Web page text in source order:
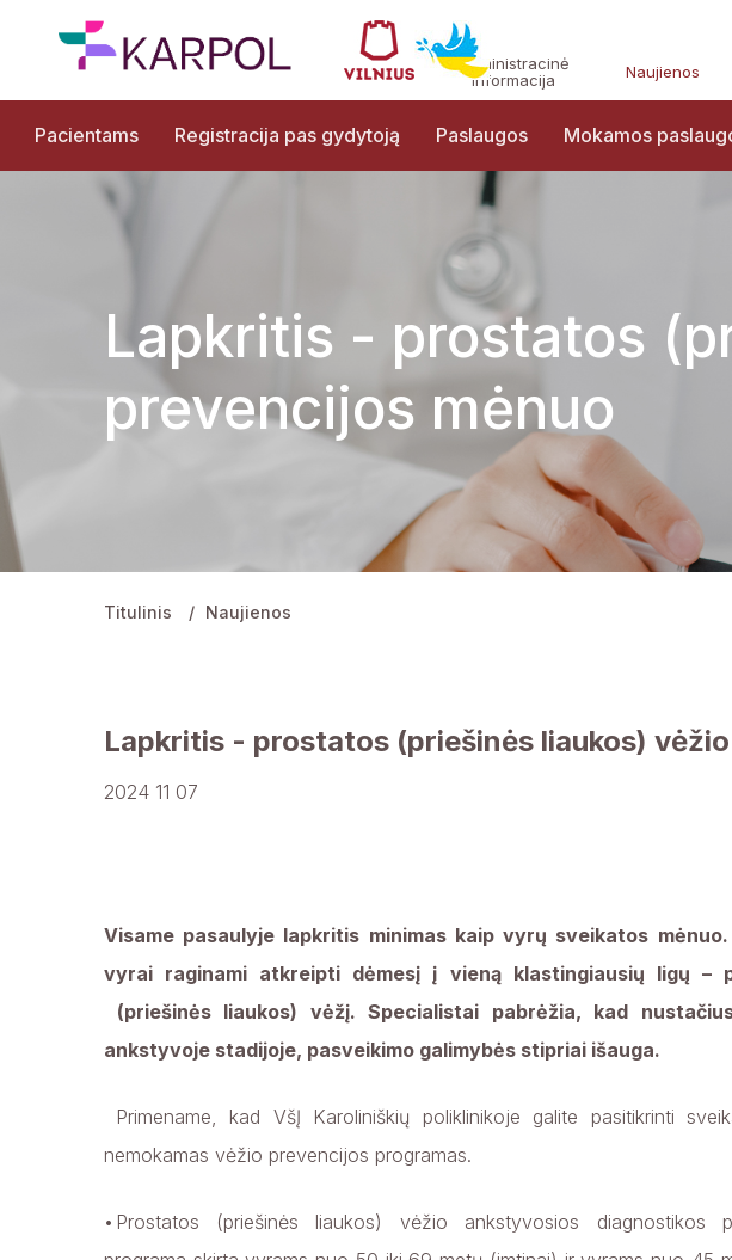
Administracinė
informacija
Naujienos
Pacientams Registracija pas gydytoją Paslaugos Mokamos
Lapkritis - prostatos
prevencijos mėnuo
Titulinis Naujienos
Lapkritis - prostatos (priešinės liaukos)
2024 11 07
Visame pasaulyje lapkritis minimas kaip vyrų sveikatos
vyrai raginami atkreipti dėmesį į vieną klastingiausių ligų –
(priešinės liaukos) vėžį. Specialistai pabrėžia, kad
ankstyvoje stadijoje, pasveikimo galimybės stipriai išauga.
Primename, kad VšĮ Karoliniškių poliklinikoje galite pasitikrinti
nemokamas vėžio prevencijos programas.
Prostatos (priešinės liaukos) vėžio ankstyvosios diagnostikos